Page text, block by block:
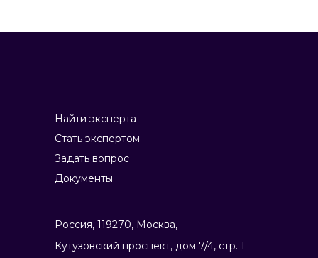
Найти эксперта
Стать экспертом
Задать вопрос
Документы
Россия, 119270, Москва,
Ку­тузов­ский прос­пект, дом 7/4, стр. 1